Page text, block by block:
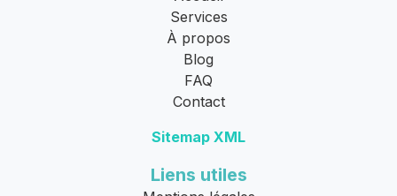
Services
À propos
Blog
FAQ
Contact
Sitemap XML
Liens utiles